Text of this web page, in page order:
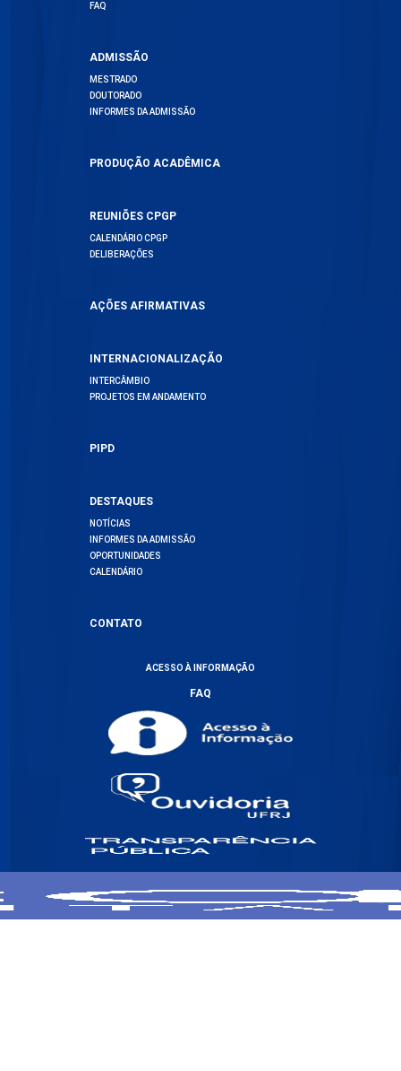
FAQ
ADMISSÃO
MESTRADO
DOUTORADO
INFORMES DA ADMISSÃO
PRODUÇÃO ACADÊMICA
REUNIÕES CPGP
CALENDÁRIO CPGP
DELIBERAÇÕES
AÇÕES AFIRMATIVAS
INTERNACIONALIZAÇÃO
INTERCÂMBIO
PROJETOS EM ANDAMENTO
PIPD
DESTAQUES
NOTÍCIAS
INFORMES DA ADMISSÃO
OPORTUNIDADES
CALENDÁRIO
CONTATO
ACESSO À INFORMAÇÃO
FAQ